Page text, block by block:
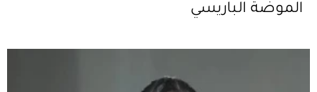
الموضة الباريسي